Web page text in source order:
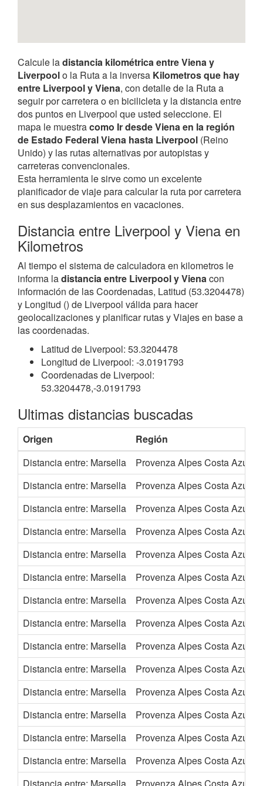
Calcule ladistancia kilométrica entre Viena y
Liverpoolo la Ruta a la inversa Kilometros que hay
entre Liverpool y Viena, con detalle de la Ruta a
seguir por carretera o en bicilicleta y la distancia entre
dos puntos en Liverpool que usted seleccione. El
mapa le muestracomo Ir desde Viena en la región
de Estado Federal Viena hasta Liverpool (Reino
Unido) y las rutas alternativas por autopistas y
carreteras convencionales.
Esta herramienta le sirve como un excelente
planificador de viaje para calcular la ruta por carretera
en sus desplazamientos en vacaciones.
Distancia entre Liverpool y Viena en
Kilometros
Al tiempo el sistema de calculadora en kilometros le
informa ladistancia entre Liverpool y Vienacon
información de las Coordenadas, Latitud (53.3204478)
y Longitud () de Liverpool válida para hacer
geolocalizaciones y planificar rutas y Viajes en base a
las coordenadas.
Latitud de Liverpool: 53.3204478
Longitud de Liverpool: -3.0191793
Coordenadas de Liverpool:
53.3204478,-3.0191793
Ultimas distancias buscadas
Origen Región
Distancia entre: Marsella
Provenza Alpes Costa Azul
Distancia entre: Marsella
Provenza Alpes Costa Azul
Distancia entre: Marsella
Provenza Alpes Costa Azul
Distancia entre: Marsella
Provenza Alpes Costa Azul
Distancia entre: Marsella
Provenza Alpes Costa Azul
Distancia entre: Marsella
Provenza Alpes Costa Azul
Distancia entre: Marsella
Provenza Alpes Costa Azul
Distancia entre: Marsella
Provenza Alpes Costa Azul
Distancia entre: Marsella
Provenza Alpes Costa Azul
Distancia entre: Marsella
Provenza Alpes Costa Azul
Distancia entre: Marsella
Provenza Alpes Costa Azul
Distancia entre: Marsella
Provenza Alpes Costa Azul
Distancia entre: Marsella
Provenza Alpes Costa Azul
Distancia entre: Marsella
Provenza Alpes Costa Azul